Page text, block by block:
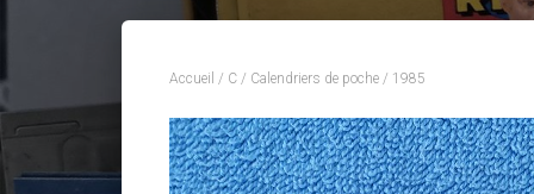
Accueil / C / Calendriers de poche / 1985